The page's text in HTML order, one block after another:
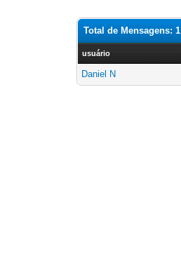
Total de Mensagens: 1
usuário
Daniel N